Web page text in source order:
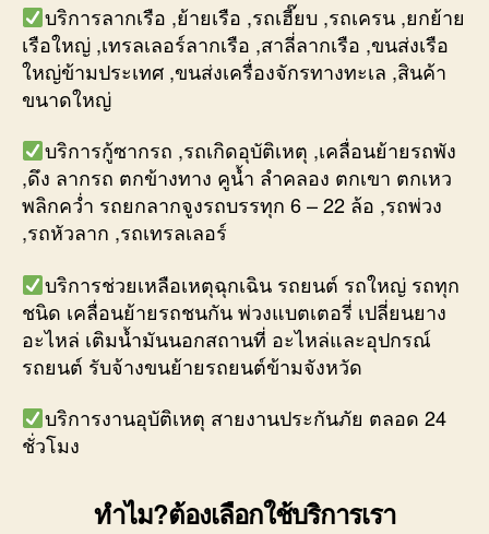
บริการลากเรือ ,ย้ายเรือ ,รถเฮี๊ยบ ,รถเครน ,ยกย้าย
เรือใหญ่ ,เทรลเลอร์ลากเรือ ,สาลี่ลากเรือ ,ขนส่งเรือ
ใหญ่ข้ามประเทศ ,ขนส่งเครื่องจักรทางทะเล ,สินค้า
ขนาดใหญ่
บริการกู้ซากรถ ,รถเกิดอุบัติเหตุ ,เคลื่อนย้ายรถพัง
,ดึง ลากรถ ตกข้างทาง คูน้ำ ลำคลอง ตกเขา ตกเหว
พลิกคว่ำ รถยกลากจูงรถบรรทุก 6 – 22 ล้อ ,รถพ่วง
,รถหัวลาก ,รถเทรลเลอร์
บริการช่วยเหลือเหตุฉุกเฉิน รถยนต์ รถใหญ่ รถทุก
ชนิด เคลื่อนย้ายรถชนกัน พ่วงแบตเตอรี่ เปลี่ยนยาง
อะไหล่ เติมน้ำมันนอกสถานที่ อะไหล่และอุปกรณ์
รถยนต์ รับจ้างขนย้ายรถยนต์ข้ามจังหวัด
บริการงานอุบัติเหตุ สายงานประกันภัย ตลอด 24
ชั่วโมง
ทำไม?ต้องเลือกใช้บริการเรา